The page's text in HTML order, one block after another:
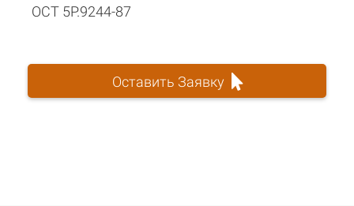
ОСТ 5Р.9244-87
Оставить Заявку